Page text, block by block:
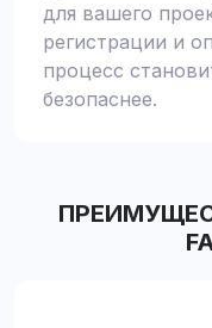
для вашего
регистрации и
процесс
безопаснее.